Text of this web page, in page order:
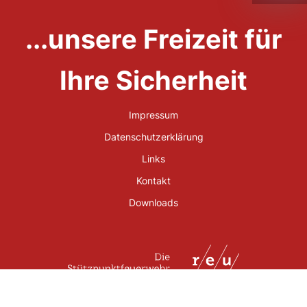
...unsere Freizeit für
Ihre Sicherheit
Impressum
Datenschutzerklärung
Links
Kontakt
Downloads